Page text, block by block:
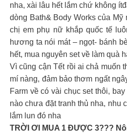
nha, xài lâu hết lắm chứ không
dòng Bath& Body Works của Mỹ
chị em phụ nữ khắp quốc tế
hương ta nói mát – ngọt- bánh
hết, mua nguyên set về làm quà
Vì cũng cận Tết rồi ai chả muốn
mí nàng, đảm bảo thơm ngất
Farm về có vài chục set thôi,
nào chưa đặt tranh thủ nha, nhu
lắm lun đó nha
TRỜI ƠI MUA 1 ĐƯỢC 3???